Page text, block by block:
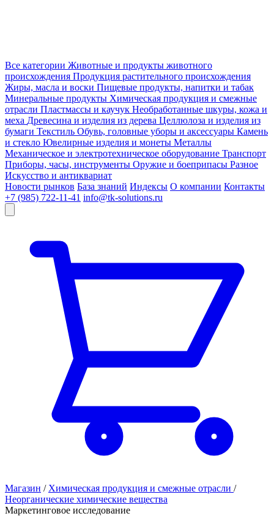
Все категории Животные и продукты животного
происхождения Продукция растительного происхождения
Жиры, масла и воски Пищевые продукты, напитки и табак
Минеральные продукты Химическая продукция и смежные
отрасли Пластмассы и каучук Необработанные шкуры, кожа и
меха Древесина и изделия из дерева Целлюлоза и изделия из
бумаги Текстиль Обувь, головные уборы и аксессуары Камень
и стекло Ювелирные изделия и монеты Металлы
Механическое и электротехническое оборудование Транспорт
Приборы, часы, инструменты Оружие и боеприпасы Разное
Искусство и антиквариат
Новости рынков База знаний Индексы О компании Контакты
+7 (985) 722-11-41 info@tk-solutions.ru
Магазин / Химическая продукция и смежные отрасли /
Неорганические химические вещества
Маркетинговое исследование